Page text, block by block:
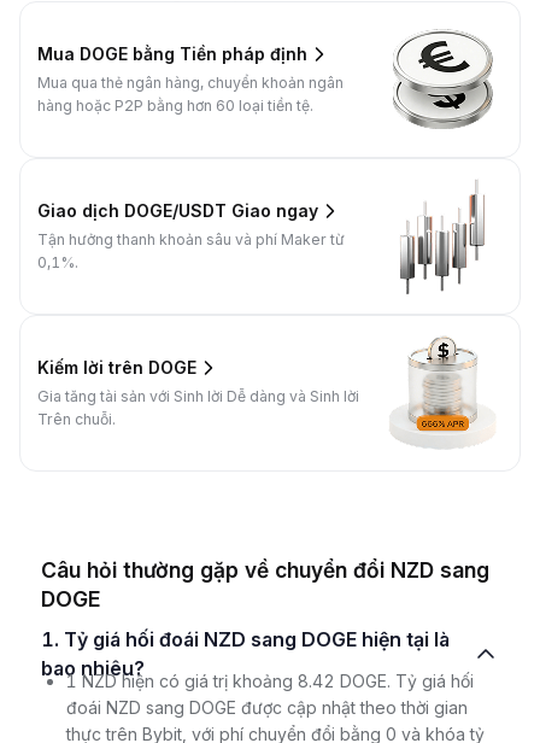
Mua DOGE bằng Tiền pháp định
Mua qua thẻ ngân hàng, chuyển khoản ngân
hàng hoặc P2P bằng hơn 60 loại tiền tệ.
Giao dịch DOGE/USDT Giao ngay
Tận hưởng thanh khoản sâu và phí Maker từ
0,1%.
Kiếm lời trên DOGE
Gia tăng tài sản với Sinh lời Dễ dàng và Sinh lời
Trên chuỗi.
Câu hỏi thường gặp về chuyển đổi NZD sang
DOGE
1. Tỷ giá hối đoái NZD sang DOGE hiện tại là
bao nhiêu?
1 NZD hiện có giá trị khoảng 8.42 DOGE. Tỷ giá hối
đoái NZD sang DOGE được cập nhật theo thời gian
thực trên Bybit, với phí chuyển đổi bằng 0 và khóa tỷ